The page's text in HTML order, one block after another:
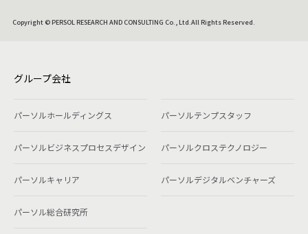
Copyright © PERSOL RESEARCH AND CONSULTING Co., Ltd.All Rights Reserved.
グループ会社
パーソルホールディングス パーソルテンプスタッフ
パーソルビジネスプロセスデザイン パーソルクロステクノロジー
パーソルキャリア パーソルデジタルベンチャーズ
パーソル総合研究所